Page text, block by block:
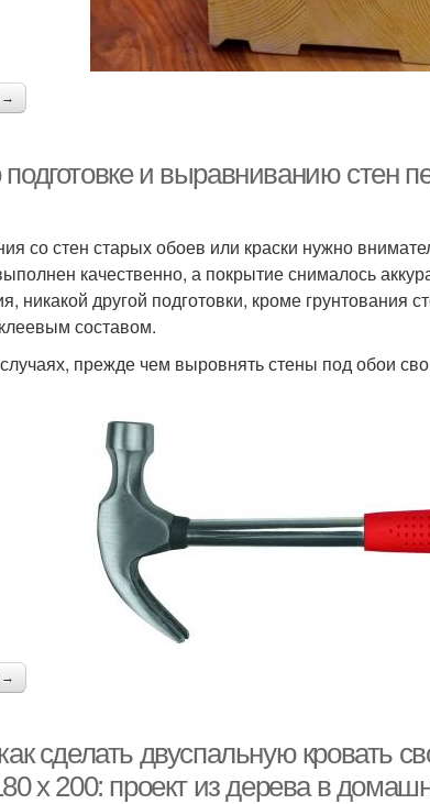
→
и выравниванию стен
со стен старых обоев или краски нужно
качественно, а покрытие снималось
никакой другой подготовки, кроме грунтования
составом.
прежде чем выровнять стены под обои
→
сделать двуспальную кровать
х 200: проект из дерева в